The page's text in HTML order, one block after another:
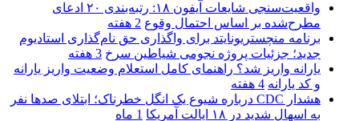
واقعیت‌سنجی شایعات آیفون ۱۸: رتبه‌بندی ۲۰ ادعای
مطرح‌شده بر اساس احتمال وقوع 2 هفته
برنامه منچستریونایتد برای واگذاری حق نام‌گذاری استادیوم
جدید؛ جزئیات پروژه نجومی شیاطین سرخ 3 هفته
یارانه واریز شد؟ راهنمای کامل استعلام وضعیت واریز یارانه
و کد یارانه 4 هفته
هشدار CDC درباره شیوع یک انگل خطرناک؛ ابتلای صدها نفر
به اسهال شدید در ۱۸ ایالت آمریکا
1 ماه